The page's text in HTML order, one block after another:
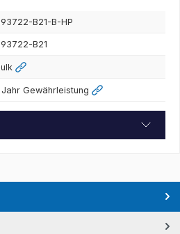
B21-B-HP
B21
Jahr Gewährleistung